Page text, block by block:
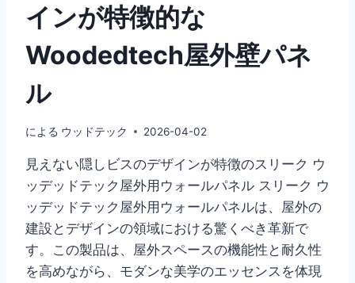
インが特徴的な
Woodedtech屋外壁パネ
ル
による ウッドテック 2026-04-02
見えない隠しビスのデザインが特徴のスリーク ウ
ッデッドテック屋外用ウォールパネル スリーク ウ
ッデッドテック屋外用ウォールパネルは、屋外の
建設とデザインの領域における驚くべき革新で
す。この製品は、屋外スペースの機能性と耐久性
を高めながら、モダンな美学のエッセンスを体現